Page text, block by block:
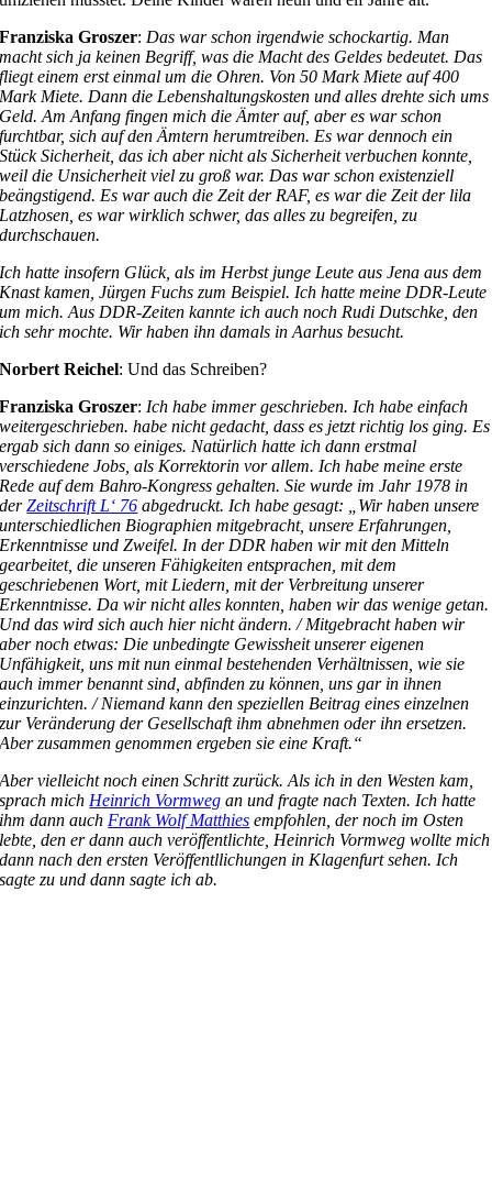
Franziska Groszer: Das war schon irgendwie schockartig. Man
macht sich ja keinen Begriff, was die Macht des Geldes bedeutet. Das
fliegt einem erst einmal um die Ohren. Von 50 Mark Miete auf 400
Mark Miete. Dann die Lebenshaltungskosten und alles drehte sich ums
Geld. Am Anfang fingen mich die Ämter auf, aber es war schon
furchtbar, sich auf den Ämtern herumtreiben. Es war dennoch ein
Stück Sicherheit, das ich aber nicht als Sicherheit verbuchen konnte,
weil die Unsicherheit viel zu groß war. Das war schon existenziell
beängstigend. Es war auch die Zeit der RAF, es war die Zeit der lila
Latzhosen, es war wirklich schwer, das alles zu begreifen, zu
durchschauen.
Ich hatte insofern Glück, als im Herbst junge Leute aus Jena aus dem
Knast kamen, Jürgen Fuchs zum Beispiel. Ich hatte meine DDR-Leute
um mich. Aus DDR-Zeiten kannte ich auch noch Rudi Dutschke, den
ich sehr mochte. Wir haben ihn damals in Aarhus besucht.
Norbert Reichel: Und das Schreiben?
Franziska Groszer: Ich habe immer geschrieben. Ich habe einfach
weitergeschrieben. habe nicht gedacht, dass es jetzt richtig los ging. Es
ergab sich dann so einiges. Natürlich hatte ich dann erstmal
verschiedene Jobs, als Korrektorin vor allem. Ich habe meine erste
Rede auf dem Bahro-Kongress gehalten. Sie wurde im Jahr 1978 in
derZeitschrift L‘ 76 abgedruckt. Ich habe gesagt: „Wir haben unsere
unterschiedlichen Biographien mitgebracht, unsere Erfahrungen,
Erkenntnisse und Zweifel. In der DDR haben wir mit den Mitteln
gearbeitet, die unseren Fähigkeiten entsprachen, mit dem
geschriebenen Wort, mit Liedern, mit der Verbreitung unserer
Erkenntnisse. Da wir nicht alles konnten, haben wir das wenige getan.
Und das wird sich auch hier nicht ändern. / Mitgebracht haben wir
aber noch etwas: Die unbedingte Gewissheit unserer eigenen
Unfähigkeit, uns mit nun einmal bestehenden Verhältnissen, wie sie
auch immer benannt sind, abfinden zu können, uns gar in ihnen
einzurichten. / Niemand kann den speziellen Beitrag eines einzelnen
zur Veränderung der Gesellschaft ihm abnehmen oder ihn ersetzen.
Aber zusammen genommen ergeben sie eine Kraft.“
Aber vielleicht noch einen Schritt zurück. Als ich in den Westen kam,
sprach mich Heinrich Vormweg an und fragte nach Texten. Ich hatte
ihm dann auch Frank Wolf Matthies empfohlen, der noch im Osten
lebte, den er dann auch veröffentlichte, Heinrich Vormweg wollte mich
dann nach den ersten Veröffentllichungen in Klagenfurt sehen. Ich
sagte zu und dann sagte ich ab.